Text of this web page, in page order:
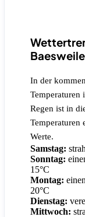
In der
Temperaturen
Regen ist in
Temperaturen
Werte.
Samstag:
Sonntag:
15°C
Montag:
20°C
Dienstag:
Mittwoch: